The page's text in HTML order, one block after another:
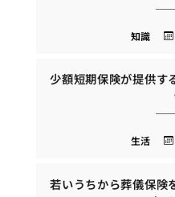
知識
少額短期保険が提供す
生活
若いうちから葬儀保険